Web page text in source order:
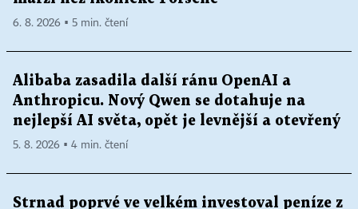
6. 8. 2026 ▪ 5 min. čtení
Alibaba zasadila další ránu OpenAI a
Anthropicu. Nový Qwen se dotahuje na
nejlepší AI světa, opět je levnější a otevřený
5. 8. 2026 ▪ 4 min. čtení
Strnad poprvé ve velkém investoval peníze z